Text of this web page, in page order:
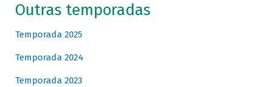
Outras temporadas
Temporada 2025
Temporada 2024
Temporada 2023